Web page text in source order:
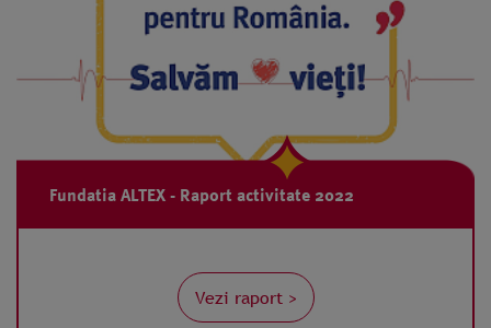
Fundatia ALTEX - Raport activitate 2022
Vezi raport >